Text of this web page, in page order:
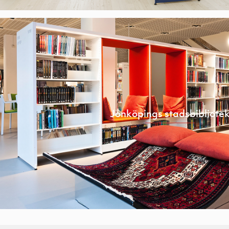
Jönköpings